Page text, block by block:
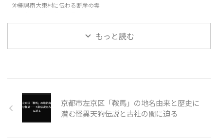
沖縄県南大東村に伝わる断崖の霊
もっと読む
京都市左京区「鞍馬」の地名由来と歴史に
潜む怪異――天狗伝説と古社の闇に迫る